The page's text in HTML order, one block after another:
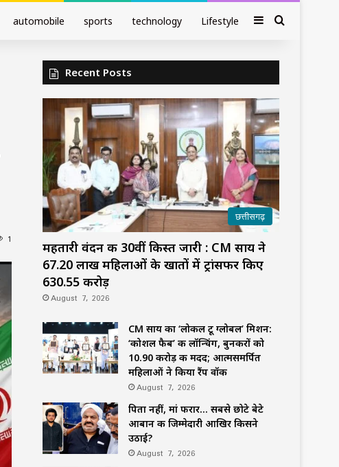
automobile sports technology Lifestyle SidebarSearch
1
Recent Posts
छत्तीसगढ़
महतारी वंदन की 30वीं किस्त जारी : CM साय ने
67.20 लाख महिलाओं के खातों में ट्रांसफर किए
₹630.55 करोड़
August 7, 2026
CM साय का ‘लोकल टू ग्लोबल’ मिशन:
‘कोशल फैब’ की लॉन्चिंग, बुनकरों को
10.90 करोड़ की मदद; आत्मसमर्पित
महिलाओं ने किया रैंप वॉक
August 7, 2026
पिता नहीं, मां फरार… सबसे छोटे बेटे
आबान की जिम्मेदारी आखिर किसने
उठाई?
August 7, 2026